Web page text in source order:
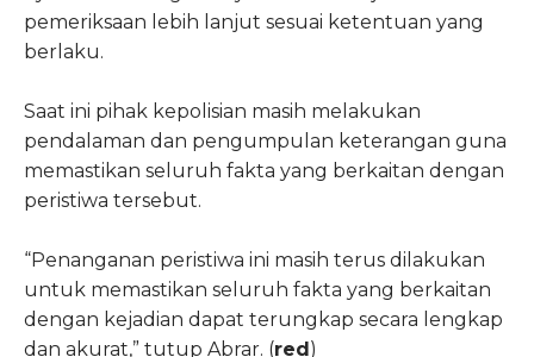
pemeriksaan lebih lanjut sesuai ketentuan yang
berlaku.
Saat ini pihak kepolisian masih melakukan
pendalaman dan pengumpulan keterangan guna
memastikan seluruh fakta yang berkaitan dengan
peristiwa tersebut.
“Penanganan peristiwa ini masih terus dilakukan
untuk memastikan seluruh fakta yang berkaitan
dengan kejadian dapat terungkap secara lengkap
dan akurat,” tutup Abrar. (red)